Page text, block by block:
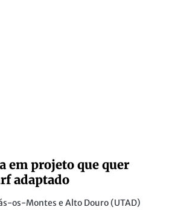
em projeto que quer
adaptado
os-Montes e Alto Douro (UTAD)